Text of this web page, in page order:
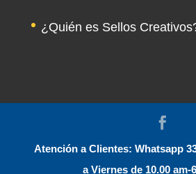
¿Quién es Sellos
Atención a Clientes: Whatsapp
a Viernes de 10.00 am-